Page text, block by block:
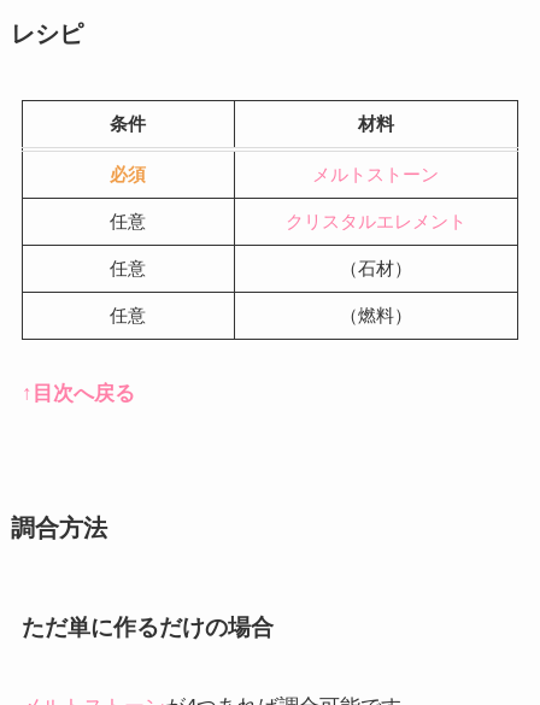
レシピ
条件 材料
必須 メルトストーン
任意 クリスタルエレメント
任意 （石材）
任意 （燃料）
↑目次へ戻る
調合方法
ただ単に作るだけの場合